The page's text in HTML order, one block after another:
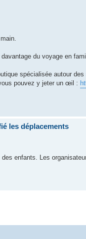
du voyage en
spécialisée autour
pouvez y jeter un œil :
les déplacements
enfants. Les